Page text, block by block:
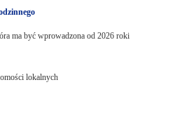
ma być wprowadzona od 2026 roki
lokalnych